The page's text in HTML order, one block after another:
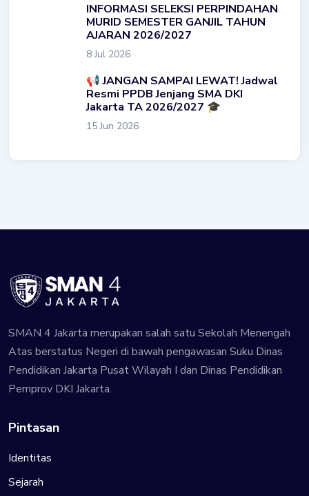
INFORMASI SELEKSI PERPINDAHAN
MURID SEMESTER GANJIL TAHUN
AJARAN 2026/2027
8 Jul 2026
📢 JANGAN SAMPAI LEWAT! Jadwal
Resmi PPDB Jenjang SMA DKI
Jakarta TA 2026/2027 🎓
15 Jun 2026
SMAN 4 Jakarta merupakan salah satu Sekolah Menengah
Atas berstatus Negeri di bawah pengawasan Suku Dinas
Pendidikan Jakarta Pusat Wilayah I dan Dinas Pendidikan
Pemprov DKI Jakarta.
Pintasan
Identitas
Sejarah